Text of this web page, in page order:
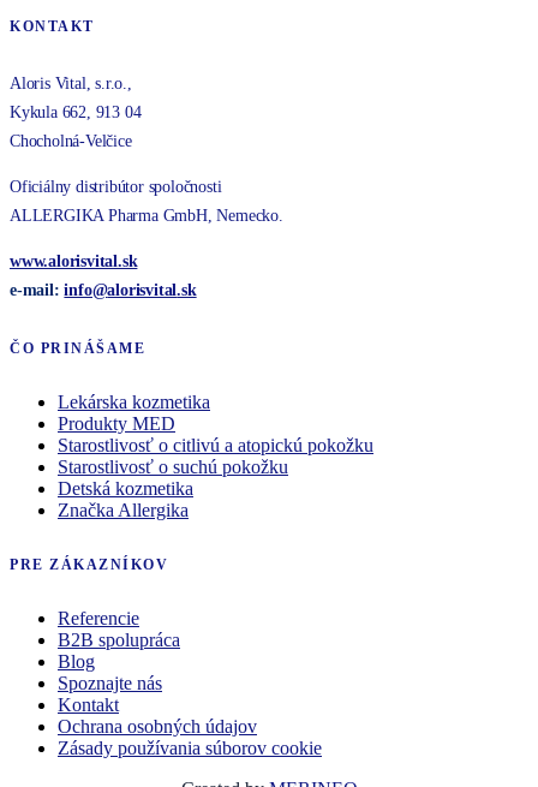
KONTAKT
Aloris Vital, s.r.o.,
Kykula 662, 913 04
Chocholná-Velčice
Oficiálny distribútor spoločnosti
ALLERGIKA Pharma GmbH, Nemecko.
www.alorisvital.sk
e-mail:info@alorisvital.sk
ČO PRINÁŠAME
Lekárska kozmetika
Produkty MED
Starostlivosť o citlivú a atopickú pokožku
Starostlivosť o suchú pokožku
Detská kozmetika
Značka Allergika
PRE ZÁKAZNÍKOV
Referencie
B2B spolupráca
Blog
Spoznajte nás
Kontakt
Ochrana osobných údajov
Zásady používania súborov cookie